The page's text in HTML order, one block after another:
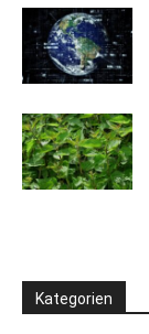
Kategorien